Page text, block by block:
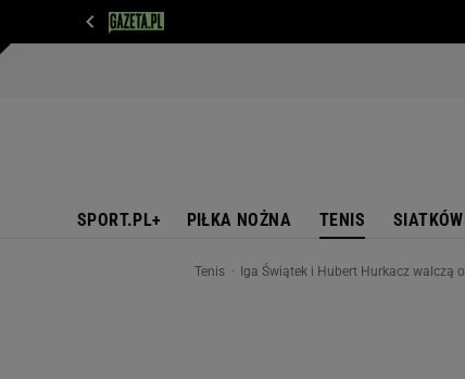
SPORT.PL+ PIŁKA NOŻNA TENIS
Tenis Iga Świątek i Hubert Hurkacz walczą